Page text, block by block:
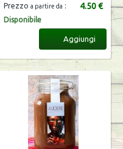
Prezzo a partire da : 4.50 €
Disponibile
Aggiungi